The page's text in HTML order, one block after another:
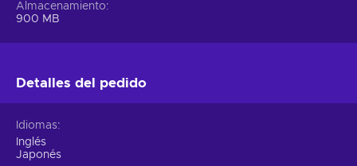
Almacenamiento
900 MB
Detalles del pedido
Idiomas
Inglés
Japonés